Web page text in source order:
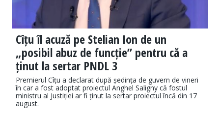
Cîțu îl acuză pe Stelian Ion de un
„posibil abuz de funcție” pentru că a
ținut la sertar PNDL 3
Premierul Cîțu a declarat după ședința de guvern de vineri
în car a fost adoptat proiectul Anghel Saligny că fostul
ministru al Justiției ar fi ținut la sertar proiectul încă din 17
august.